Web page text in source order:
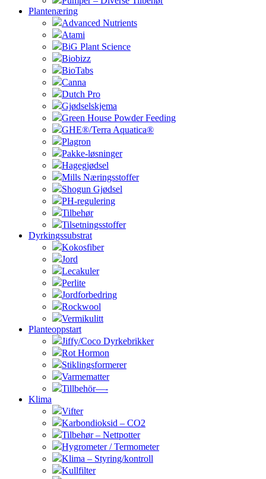
Plantenæring
Advanced Nutrients
Atami
BiG Plant Science
Biobizz
BioTabs
Canna
Dutch Pro
Gjødselskjema
Green House Powder Feeding
GHE®/Terra Aquatica®
Plagron
Pakke-løsninger
Hagegjødsel
Mills Næringsstoffer
Shogun Gjødsel
PH-regulering
Tilbehør
Tilsetningsstoffer
Dyrkingssubstrat
Kokosfiber
Jord
Lecakuler
Perlite
Jordforbedring
Rockwool
Vermikulitt
Planteoppstart
Jiffy/Coco Dyrkebrikker
Rot Hormon
Stiklingsformerer
Varmematter
Tillbehör—-
Klima
Vifter
Karbondioksid – CO2
Tilbehør – Nettpotter
Hygrometer / Termometer
Klima – Styring/kontroll
Kullfilter